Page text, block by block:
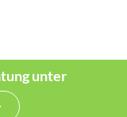
unter